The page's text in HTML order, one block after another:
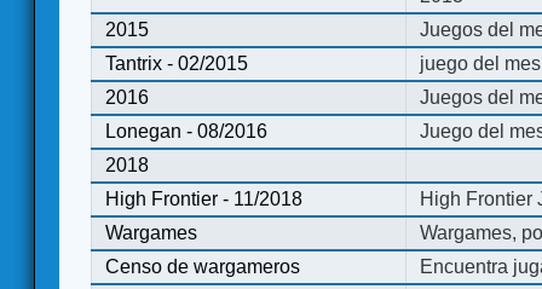
2015
Juegos del
Tantrix - 02/2015
juego del
2016
Juegos del
Lonegan - 08/2016
Juego del
2018
High Frontier - 11/2018
High Frontier
Wargames
Wargames,
Censo de wargameros
Encuentra